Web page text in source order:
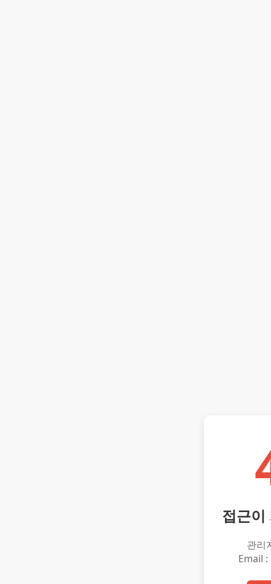
접근이
관리
Email